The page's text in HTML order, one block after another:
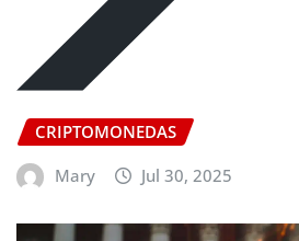
CRIPTOMONEDAS
Mary
Jul 30, 2025